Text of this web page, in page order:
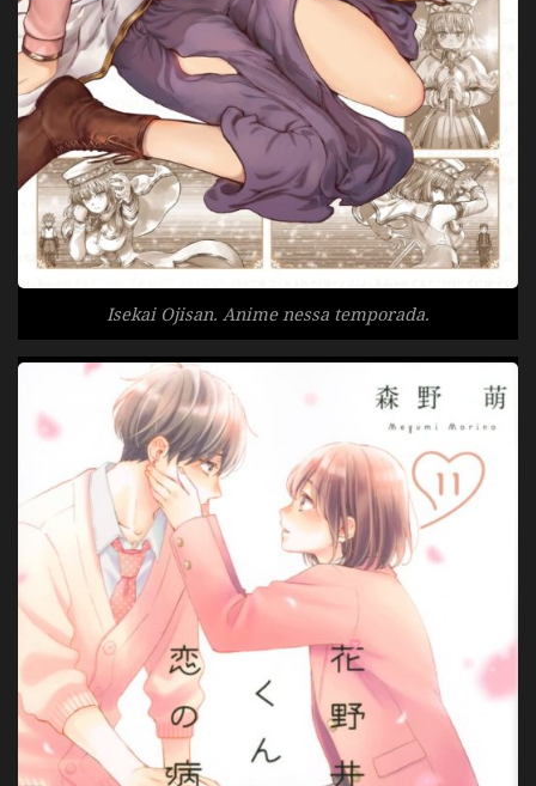
Isekai Ojisan. Anime nessa temporada.